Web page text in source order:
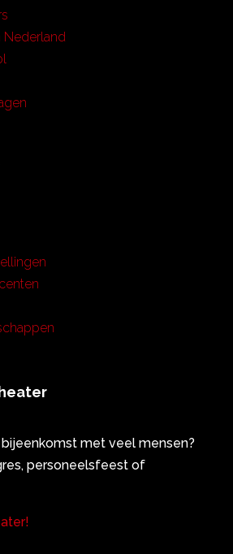
Nederland
bijeenkomst met veel mensen?
personeelsfeest of